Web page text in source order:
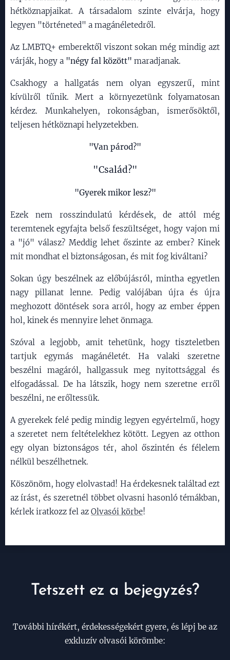
hétköznapjaikat. A társadalom szinte elvárja, hogy
legyen "történeted" a magánéletedről.
Az LMBTQ+ emberektől viszont sokan még mindig azt
várják, hogy a "négy fal között" maradjanak.
Csakhogy a hallgatás nem olyan egyszerű, mint
kívülről tűnik. Mert a környezetünk folyamatosan
kérdez. Munkahelyen, rokonságban, ismerősöktől,
teljesen hétköznapi helyzetekben.
"Van párod?"
"Család?"
"Gyerek mikor lesz?"
Ezek nem rosszindulatú kérdések, de attól még
teremtenek egyfajta belső feszültséget, hogy vajon mi
a "jó" válasz? Meddig lehet őszinte az ember? Kinek
mit mondhat el biztonságosan, és mit fog kiváltani?
Sokan úgy beszélnek az előbújásról, mintha egyetlen
nagy pillanat lenne. Pedig valójában újra és újra
meghozott döntések sora arról, hogy az ember éppen
hol, kinek és mennyire lehet önmaga.
Szóval a legjobb, amit tehetünk, hogy tiszteletben
tartjuk egymás magánéletét. Ha valaki szeretne
beszélni magáról, hallgassuk meg nyitottsággal és
elfogadással. De ha látszik, hogy nem szeretne erről
beszélni, ne erőltessük.
A gyerekek felé pedig mindig legyen egyértelmű, hogy
a szeretet nem feltételekhez kötött. Legyen az otthon
egy olyan biztonságos tér, ahol őszintén és félelem
nélkül beszélhetnek.
Köszönöm, hogy elolvastad! Ha érdekesnek találtad ezt
az írást, és szeretnél többet olvasni hasonló témákban,
kérlek iratkozz fel az Olvasói körbe!
Tetszett ez a bejegyzés?
További hírékért, érdekességekért gyere, és lépj be az
exkluzív olvasói körömbe: